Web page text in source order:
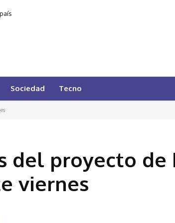
Sociedad Tecno
del proyecto de
viernes